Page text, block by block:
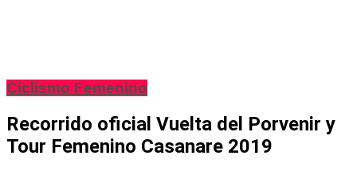
Ciclismo Femenino
Recorrido oficial Vuelta del Porvenir y
Tour Femenino Casanare 2019